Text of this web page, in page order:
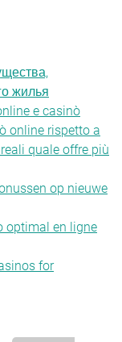
жилья
e casinò
online rispetto a
quale offre più
op nieuwe
optimal en ligne
for